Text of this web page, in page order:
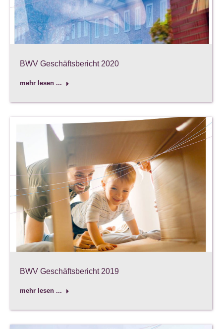
BWV Geschäftsbericht 2020
mehr lesen ...
BWV Geschäftsbericht 2019
mehr lesen ...